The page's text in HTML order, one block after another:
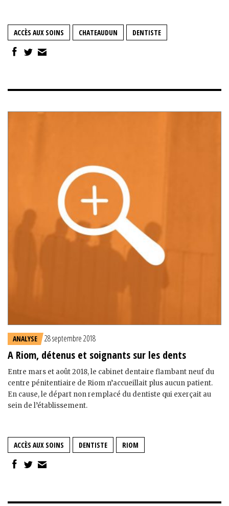
ACCÈS AUX SOINS CHATEAUDUN DENTISTE
ANALYSE 28 septembre 2018
A Riom, détenus et soignants sur les dents
Entre mars et août 2018, le cabinet dentaire flambant neuf du
centre pénitentiaire de Riom n’accueillait plus aucun patient.
En cause, le départ non remplacé du dentiste qui exerçait au
sein de l’établissement.
ACCÈS AUX SOINS DENTISTE RIOM